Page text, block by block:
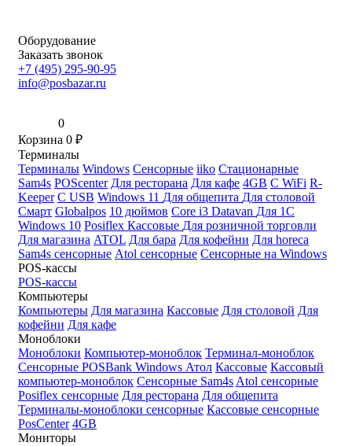
Оборудование
Заказать звонок
+7 (495) 295-90-95
info@posbazar.ru
0
Корзина 0 ₽
Терминалы
Терминалы Windows Сенсорные iiko Стационарные
Sam4s POScenter Для ресторана Для кафе 4GB С WiFi R-
Keeper С USB Windows 11 Для общепита Для столовой
Смарт Globalpos 10 дюймов Core i3 Datavan Для 1С
Windows 10 Posiflex Кассовые Для розничной торговли
Для магазина ATOL Для бара Для кофейни Для horeca
Sam4s сенсорные Atol сенсорные Сенсорные на Windows
POS-кассы
POS-кассы
Компьютеры
Компьютеры Для магазина Кассовые Для столовой Для
кофейни Для кафе
Моноблоки
Моноблоки Компьютер-моноблок Терминал-моноблок
Сенсорные POSBank Windows Атол Кассовые Кассовый
компьютер-моноблок Сенсорные Sam4s Atol сенсорные
Posiflex сенсорные Для ресторана Для общепита
Терминалы-моноблоки сенсорные Кассовые сенсорные
PosCenter 4GB
Мониторы